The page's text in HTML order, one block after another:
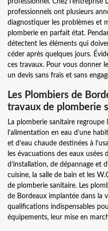
professionnels ont plusieurs
diagnostiquer les problèmes et
plomberie en parfait état.
détectent les éléments qui
céder après quelques jours.
ces travaux. Pour vous donner
un devis sans frais et sans
Les Plombiers de
travaux de plomberie
La plomberie sanitaire regroupe
l’alimentation en eau d’une
et d’eau chaude destinées à
les évacuations des eaux usées
d’installation, de dépannage et
cuisine, la salle de bain et les
de plomberie sanitaire. Les
de Bordeaux implantée dans la
qualifications indispensables
équipements, leur mise en